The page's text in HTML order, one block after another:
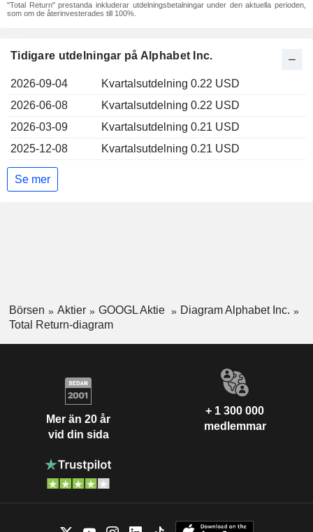
"Total Return" prestanda inkluderar utdelningsbetalningar under den aktuella perioden,
som om de återinvesterades till 100%.
Tidigare utdelningar på Alphabet Inc.
2026-09-04
Kvartalsutdelning 0.22 USD
2026-06-08
Kvartalsutdelning 0.22 USD
2026-03-09
Kvartalsutdelning 0.21 USD
2025-12-08
Kvartalsutdelning 0.21 USD
Se mer
Börsen Aktier GOOGL Aktie
Diagram Alphabet Inc.
Total Return-diagram
Mer än 20 år
vid din sida
+ 1 300 000
medlemmar